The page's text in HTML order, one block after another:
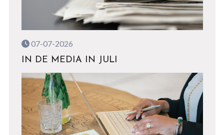
07-07-2026
IN DE MEDIA IN JULI